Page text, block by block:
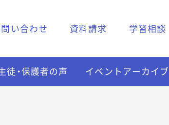
い合わせ 資料請求 学習相談
徒・保護者の声 イベントアーカイブ